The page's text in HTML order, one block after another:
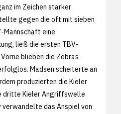
im Zeichen starker
gegen die oft mit sieben
Mannschaft eine
ließ die ersten TBV-
blieben die Zebras
Madsen scheiterte an
produzierten die Kieler
dritte Kieler Angriffswelle
das Anspiel von